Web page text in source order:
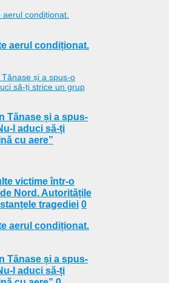
aerul condiționat.
Tănase și a spus-
l aduci să-ți
cu aere”
victime într-o
Nord. Autoritățile
tragediei 0
aerul condiționat.
Tănase și a spus-
l aduci să-ți